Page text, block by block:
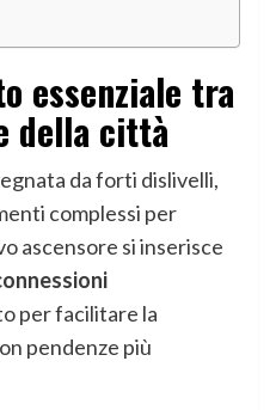
essenziale tra
della città
da forti dislivelli,
complessi per
ascensore si inserisce
per facilitare la
pendenze più